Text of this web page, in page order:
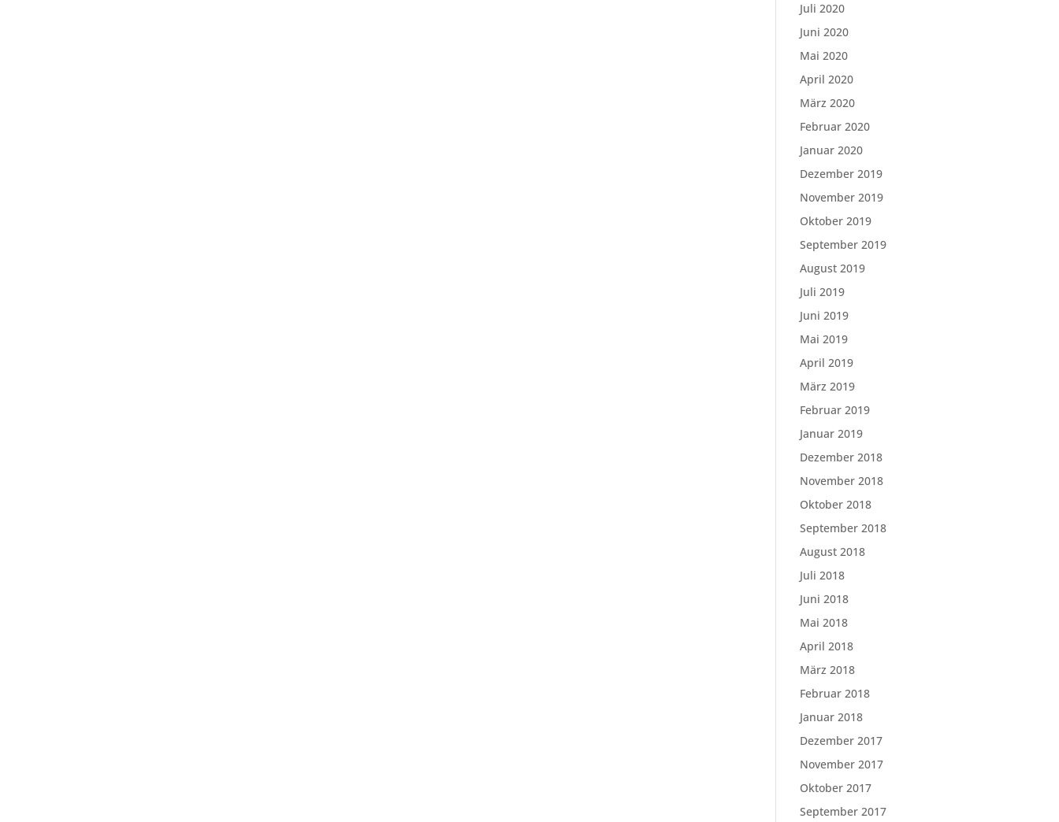
Juli 2020
Juni 2020
Mai 2020
April 2020
März 2020
Februar 2020
Januar 2020
Dezember 2019
November 2019
Oktober 2019
September 2019
August 2019
Juli 2019
Juni 2019
Mai 2019
April 2019
März 2019
Februar 2019
Januar 2019
Dezember 2018
November 2018
Oktober 2018
September 2018
August 2018
Juli 2018
Juni 2018
Mai 2018
April 2018
März 2018
Februar 2018
Januar 2018
Dezember 2017
November 2017
Oktober 2017
September 2017